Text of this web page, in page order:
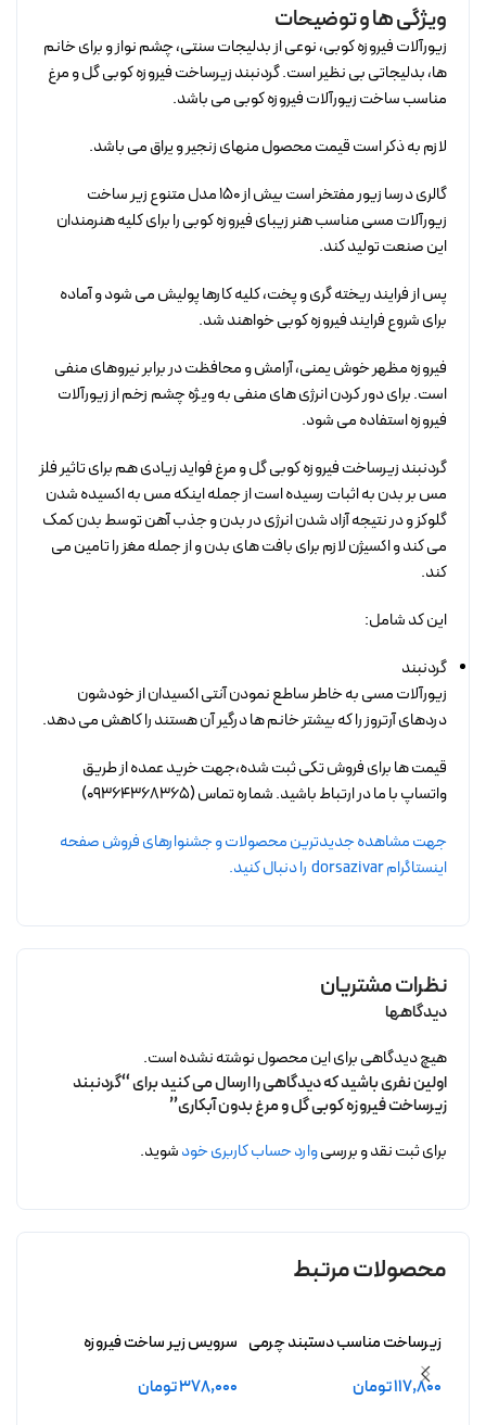
ویژگی ها و توضیحات
زیورآلات فیروزه کوبی، نوعی از بدلیجات سنتی، چشم نواز و برای خانم
ها، بدلیجاتی بی نظیر است. گردنبند زیرساخت فیروزه کوبی گل و مرغ
مناسب ساخت زیورآلات فیروزه کوبی می باشد.
لازم به ذکر است قیمت محصول منهای زنجیر و یراق می باشد.
گالری درسا زیور مفتخر است بیش از 150 مدل متنوع زیر ساخت
زیورآلات مسی مناسب هنر زیبای فیروزه کوبی را برای کلیه هنرمندان
این صنعت تولید کند.
پس از فرایند ریخته گری و پخت، کلیه کارها پولیش می شود و آماده
برای شروع فرایند فیروزه کوبی خواهند شد.
فیروزه مظهر خوش یمنی، آرامش و محافظت در برابر نیروهای منفی
است. برای دور کردن انرژی های منفی به ویژه چشم زخم از زیورآلات
فیروزه استفاده می شود.
گردنبند زیرساخت فیروزه کوبی گل و مرغ فواید زیادی هم برای تاثیر فلز
مس بر بدن به اثبات رسیده است از جمله اینکه مس به اکسیده شدن
گلوکز و در نتیجه آزاد شدن انرژی در بدن و جذب آهن توسط بدن کمک
می کند و اکسیژن لازم برای بافت های بدن و از جمله مغز را تامین می
کند.
این کد شامل:
گردنبند
زیورآلات مسی به خاطر ساطع نمودن آنتی اکسیدان از خودشون
دردهای آرتروز را که بیشتر خانم ها درگیر آن هستند را کاهش می دهد.
قیمت ها برای فروش تکی ثبت شده،جهت خرید عمده از طریق
واتساپ با ما در ارتباط باشید. شماره تماس (09364368365)
جهت مشاهده جدیدترین محصولات و جشنوارهای فروش صفحه
اینستاگرام dorsazivar را دنبال کنید.
نظرات مشتریان
دیدگاهها
هیچ دیدگاهی برای این محصول نوشته نشده است.
اولین نفری باشید که دیدگاهی را ارسال می کنید برای “گردنبند
زیرساخت فیروزه کوبی گل و مرغ بدون آبکاری”
برای ثبت نقد و بررسیوارد حساب کاربری خودشوید.
محصولات مرتبط
زیرساخت مناسب دستبند چرمی
فیروزه آراسته بدون آبکاری
117,800تومان
سرویس زیر ساخت فیروزه
378,000تومان